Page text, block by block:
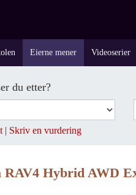
Eierne mener Videoserier
du etter?
| Skriv en vurdering
RAV4 Hybrid AWD